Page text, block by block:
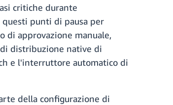
critiche durante
punti di pausa per
approvazione manuale,
distribuzione native di
e l'interruttore automatico di
della configurazione di